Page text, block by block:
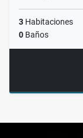
3 Habitaciones
0 Baños